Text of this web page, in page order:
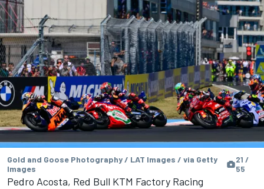
Gold and Goose Photography / LAT Images / via Getty
Images
21 /
55
Pedro Acosta, Red Bull KTM Factory Racing